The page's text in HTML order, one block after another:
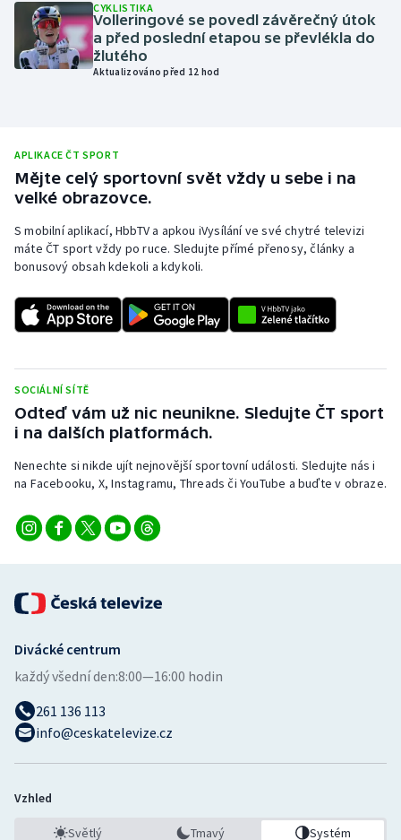
Motorsport
Olympijské hry
Plavání
Plážový volejbal
Ragby
Rychlobruslení
Rychlostní kanoistika
Short track
Sportovní střelba
Veslování
Ostatní
CYKLISTIKA
Volleringové se povedl závěrečný útok
a před poslední etapou se převlékla do
žlutého
Aktualizováno před 12 hod
APLIKACE ČT SPORT
Mějte celý sportovní svět vždy u sebe i na
velké obrazovce.
S mobilní aplikací, HbbTV a apkou iVysílání ve své chytré televizi
máte ČT sport vždy po ruce. Sledujte přímé přenosy, články a
bonusový obsah kdekoli a kdykoli.
SOCIÁLNÍ SÍTĚ
Odteď vám už nic neunikne. Sledujte ČT sport
i na dalších platformách.
Nenechte si nikde ujít nejnovější sportovní události. Sledujte nás i
na Facebooku, X, Instagramu, Threads či YouTube a buďte v obraze.
Divácké centrum
každý všední den:8:00—16:00 hodin
261 136 113
info@ceskatelevize.cz
Vzhled
Světlý Tmavý Systém